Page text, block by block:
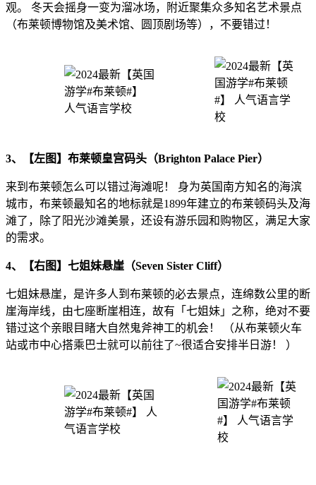
观。 冬天会摇身一变为溜冰场，附近聚集众多知名艺术景点
（布莱顿博物馆及美术馆、圆顶剧场等），不要错过！
3、【左图】布莱顿皇宫码头（Brighton Palace Pier）
来到布莱顿怎么可以错过海滩呢！ 身为英国南方知名的海滨
城市，布莱顿最知名的地标就是1899年建立的布莱顿码头及海
滩了，除了阳光沙滩美景，还设有游乐园和购物区，满足大家
的需求。
4、【右图】七姐妹悬崖（Seven Sister Cliff）
七姐妹悬崖，是许多人到布莱顿的必去景点，连绵数公里的断
崖海岸线，由七座断崖相连，故有「七姐妹」之称，绝对不要
错过这个亲眼目睹大自然鬼斧神工的机会！ （从布莱顿火车
站或市中心搭乘巴士就可以前往了~很适合安排半日游！ ）